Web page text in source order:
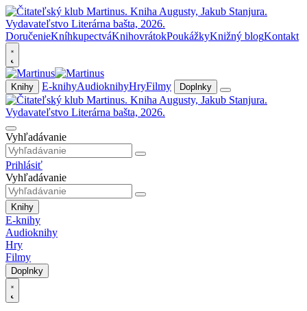
DoručenieKníhkupectváKnihovrátokPoukážkyKnižný blogKontakt
Knihy E-knihyAudioknihyHryFilmy Doplnky
Vyhľadávanie
Prihlásiť
Vyhľadávanie
Knihy
E-knihy
Audioknihy
Hry
Filmy
Doplnky